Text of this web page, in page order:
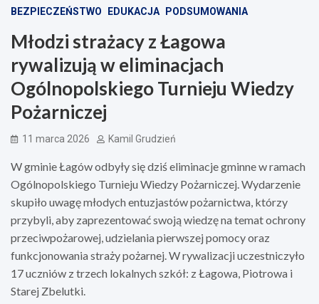
BEZPIECZEŃSTWO EDUKACJA PODSUMOWANIA
Młodzi strażacy z Łagowa
rywalizują w eliminacjach
Ogólnopolskiego Turnieju Wiedzy
Pożarniczej
11 marca 2026 Kamil Grudzień
W gminie Łagów odbyły się dziś eliminacje gminne w ramach
Ogólnopolskiego Turnieju Wiedzy Pożarniczej. Wydarzenie
skupiło uwagę młodych entuzjastów pożarnictwa, którzy
przybyli, aby zaprezentować swoją wiedzę na temat ochrony
przeciwpożarowej, udzielania pierwszej pomocy oraz
funkcjonowania straży pożarnej. W rywalizacji uczestniczyło
17 uczniów z trzech lokalnych szkół: z Łagowa, Piotrowa i
Starej Zbelutki.